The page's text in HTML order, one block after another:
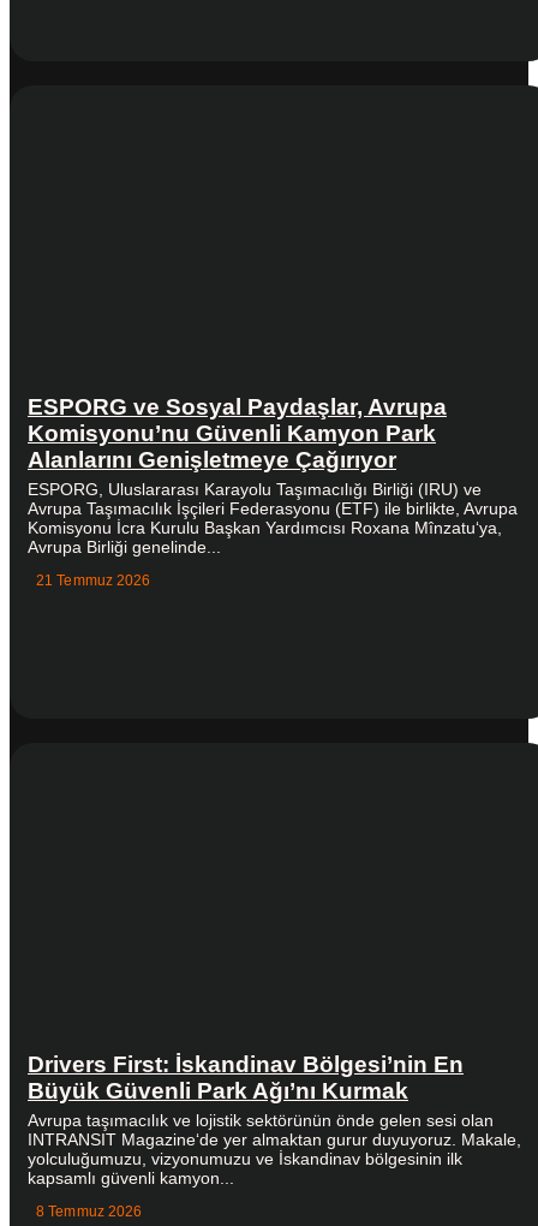
ESPORG ve Sosyal Paydaşlar, Avrupa
Komisyonu’nu Güvenli Kamyon Park
Alanlarını Genişletmeye Çağırıyor
ESPORG, Uluslararası Karayolu Taşımacılığı Birliği (IRU) ve
Avrupa Taşımacılık İşçileri Federasyonu (ETF) ile birlikte, Avrupa
Komisyonu İcra Kurulu Başkan Yardımcısı Roxana Mînzatu‘ya,
Avrupa Birliği genelinde...
21 Temmuz 2026
Drivers First: İskandinav Bölgesi’nin En
Büyük Güvenli Park Ağı’nı Kurmak
Avrupa taşımacılık ve lojistik sektörünün önde gelen sesi olan
INTRANSIT Magazine‘de yer almaktan gurur duyuyoruz. Makale,
yolculuğumuzu, vizyonumuzu ve İskandinav bölgesinin ilk
kapsamlı güvenli kamyon...
8 Temmuz 2026